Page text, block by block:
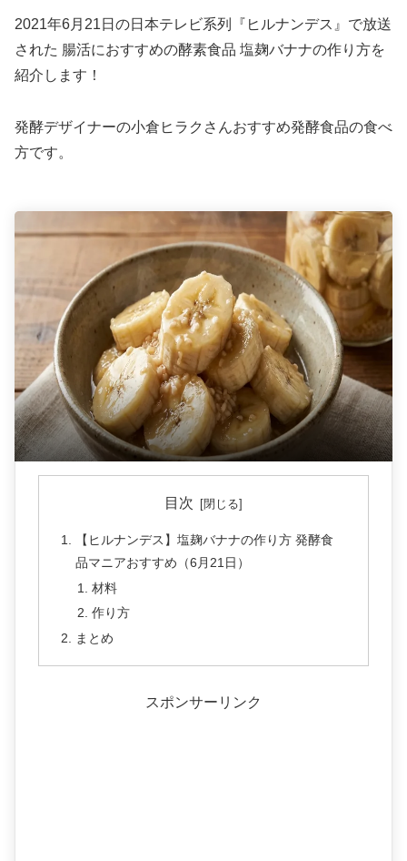
2021年6月21日の日本テレビ系列『ヒルナンデス』で放送
された 腸活におすすめの酵素食品 塩麹バナナの作り方を
紹介します！
発酵デザイナーの小倉ヒラクさんおすすめ発酵食品の食べ
方です。
目次
【ヒルナンデス】塩麹バナナの作り方 発酵食
品マニアおすすめ（6月21日）
材料
作り方
まとめ
スポンサーリンク